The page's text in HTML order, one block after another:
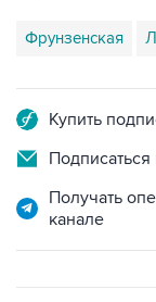
Фрунзенская
Купить
Подписаться
Получать
канале